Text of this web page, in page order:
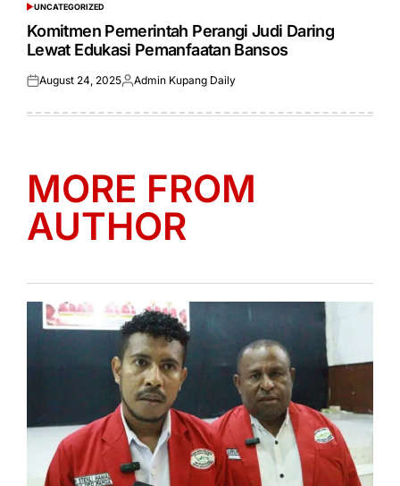
POSTED
IN
UNCATEGORIZED
Komitmen Pemerintah Perangi Judi Daring
Lewat Edukasi Pemanfaatan Bansos
Posted
August 24, 2025Posted
Admin Kupang Daily
MORE FROM
AUTHOR